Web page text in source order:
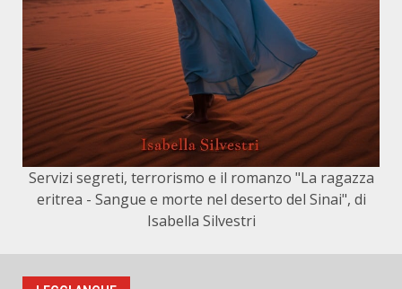
Servizi segreti, terrorismo e il romanzo "La ragazza
eritrea - Sangue e morte nel deserto del Sinai", di
Isabella Silvestri